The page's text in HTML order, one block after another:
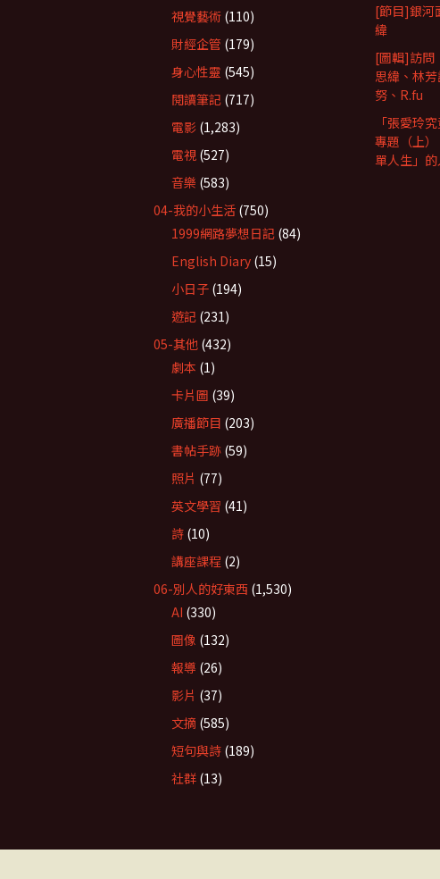
視覺藝術 (110)
財經企管 (179)
身心性靈 (545)
閱讀筆記 (717)
電影 (1,283)
電視 (527)
音樂 (583)
04-我的小生活 (750)
1999網路夢想日記 (84)
English Diary (15)
小日子 (194)
遊記 (231)
05-其他 (432)
劇本 (1)
卡片圖 (39)
廣播節目 (203)
書帖手跡 (59)
照片 (77)
英文學習 (41)
詩 (10)
講座課程 (2)
06-別人的好東西 (1,530)
AI (330)
圖像 (132)
報導 (26)
影片 (37)
文摘 (585)
短句與詩 (189)
社群 (13)
[節目]銀河
緯
[圖輯]訪問
思緯、林
努、R.fu
「張愛玲
專題（上
單人生」的